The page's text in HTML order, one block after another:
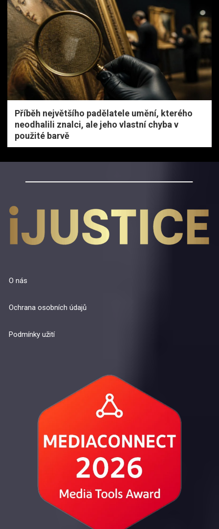
Příběh největšího padělatele umění, kterého
neodhalili znalci, ale jeho vlastní chyba v
použité barvě
O nás
Ochrana osobních údajů
Podmínky užití